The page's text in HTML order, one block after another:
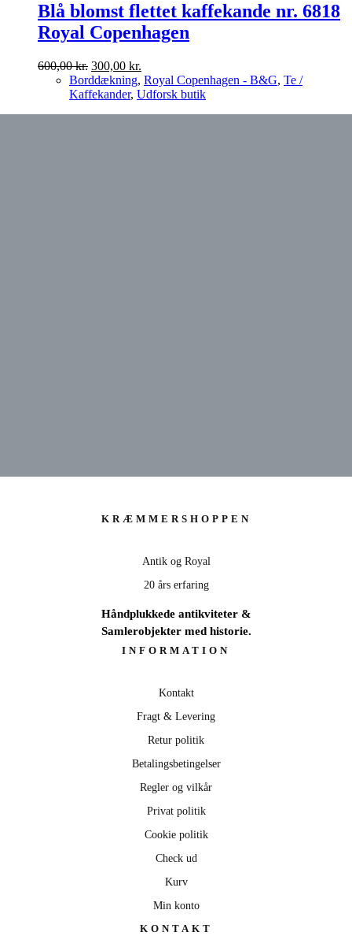
Blå blomst flettet kaffekande nr. 6818
Royal Copenhagen
600,00kr. Den
oprindelige
pris
300,00 kr.
aktuelle
pris
Borddækning, Royal Copenhagen - B&G, Te /
Kaffekander, Udforsk butik
SE UDVALG
KRÆMMERSHOPPEN
Antik og Royal
20 års erfaring
Håndplukkede antikviteter &
Samlerobjekter med historie.
INFORMATION
Kontakt
Fragt & Levering
Retur politik
Betalingsbetingelser
Regler og vilkår
Privat politik
Cookie politik
Check ud
Kurv
Min konto
KONTAKT